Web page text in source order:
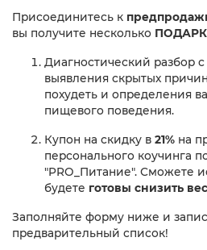
Присоединитесь к
вы получите несколько
Диагностический разбор
выявления скрытых
похудеть и определения
пищевого поведения.
Купон на скидку в 21% на
персонального коучинга
"PRO_Питание". Сможете
будете готовы снизить
Заполняйте форму ниже и
предварительный список!